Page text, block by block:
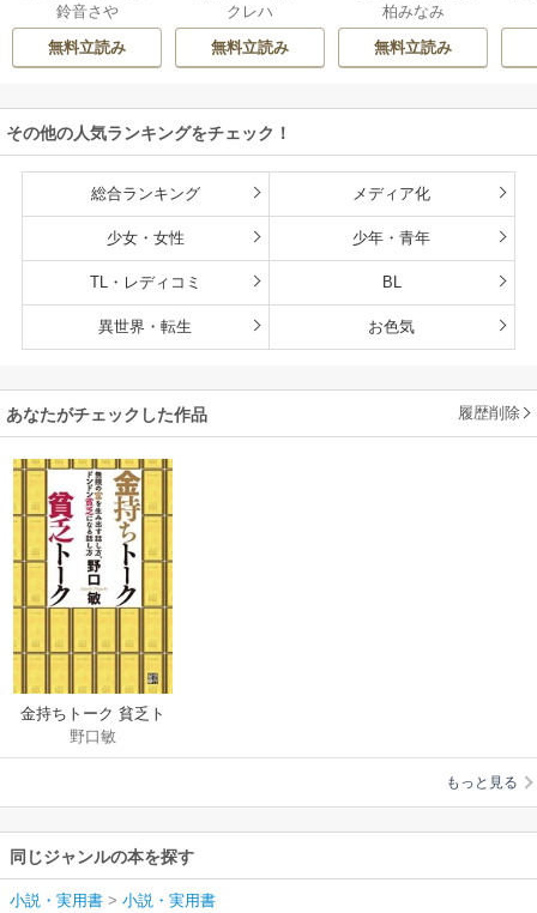
た
鈴音さや
無料立読み
クレハ
無料立読み
私を捨てる
柏みなみ
無料立読み
その他の人気ランキングをチェック！
総合ランキング メディア化
少女・女性 少年・青年
TL・レディコミ BL
異世界・転生 お色気
あなたがチェックした作品 履歴削除
金持ちトーク 貧乏ト
ーク
野口敏
もっと見る
同じジャンルの本を探す
小説・実用書 > 小説・実用書